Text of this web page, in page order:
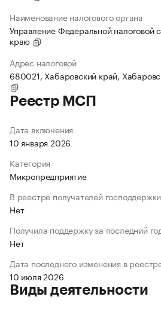
Наименование налогового органа
Управление Федеральной налоговой
краю
Адрес налоговой
680021, Хабаровский край,
Реестр МСП
Дата включения
10 января 2026
Категория
Микропредприятие
В реестре получателей господдержки
Нет
Получила поддержку за последний
Нет
Дата последнего изменения в
10 июля 2026
Виды деятельности